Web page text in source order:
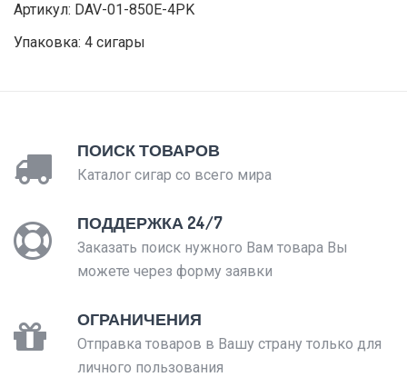
Артикул: DAV-01-850E-4PK
Упаковка: 4 сигары
ПОИСК ТОВАРОВ
Каталог сигар со всего мира
ПОДДЕРЖКА 24/7
Заказать поиск нужного Вам товара Вы
можете через форму заявки
ОГРАНИЧЕНИЯ
Отправка товаров в Вашу страну только для
личного пользования